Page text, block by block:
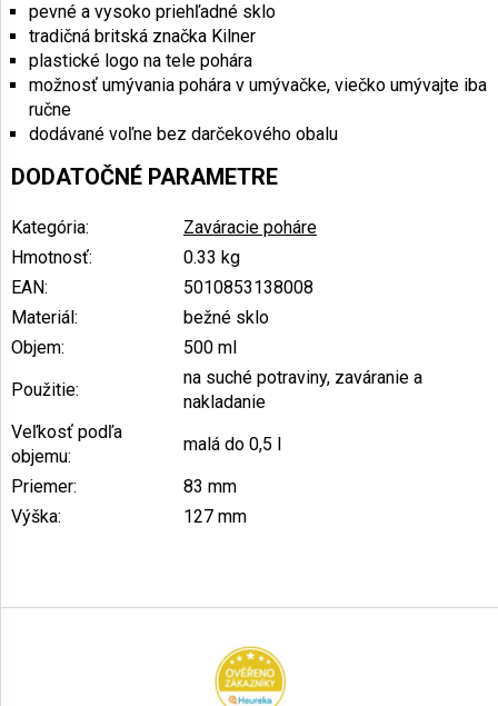
pevné a vysoko priehľadné sklo
tradičná britská značka Kilner
plastické logo na tele pohára
možnosť umývania pohára v umývačke, viečko umývajte iba
ručne
dodávané voľne bez darčekového obalu
DODATOČNÉ PARAMETRE
Kategória:
Zaváracie poháre
Hmotnosť:
0.33 kg
EAN:
5010853138008
Materiál:
bežné sklo
Objem:
500 ml
Použitie:
na suché potraviny, zaváranie a
nakladanie
Veľkosť podľa
objemu:
malá do 0,5 l
Priemer:
83 mm
Výška: 127 mm
á